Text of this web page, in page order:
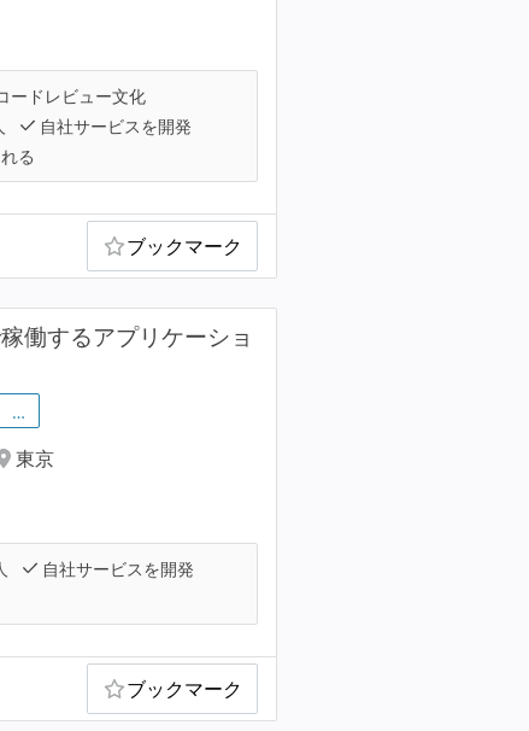
ードレビュー文化
自社サービスを開発
る
ブックマーク
働するアプリケーショ
…
東京
自社サービスを開発
ブックマーク